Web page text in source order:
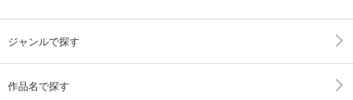
ジャンルで探す
作品名で探す